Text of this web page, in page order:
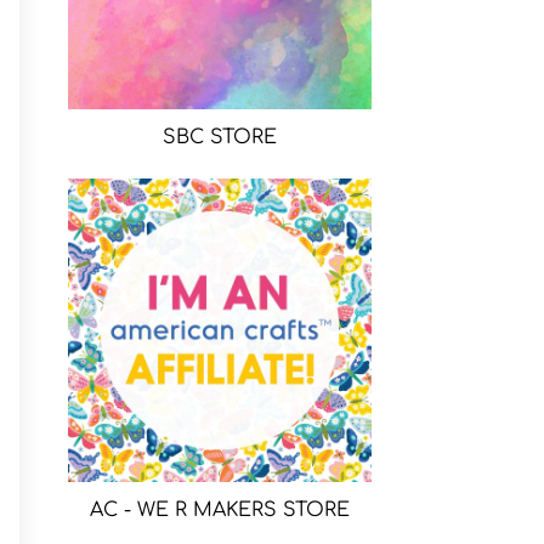
SBC STORE
AC - WE R MAKERS STORE